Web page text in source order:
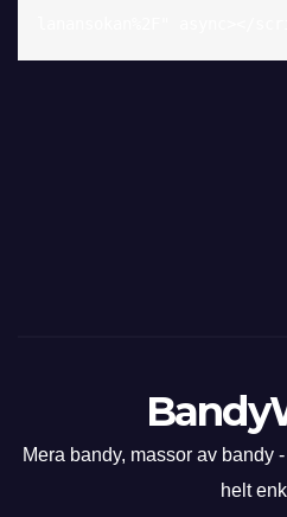
Mera bandy, massor av bandy
helt